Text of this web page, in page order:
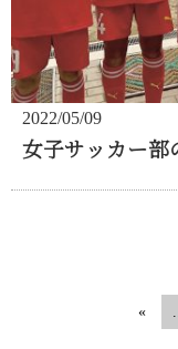
2022/05/09
女子サッカー部
«